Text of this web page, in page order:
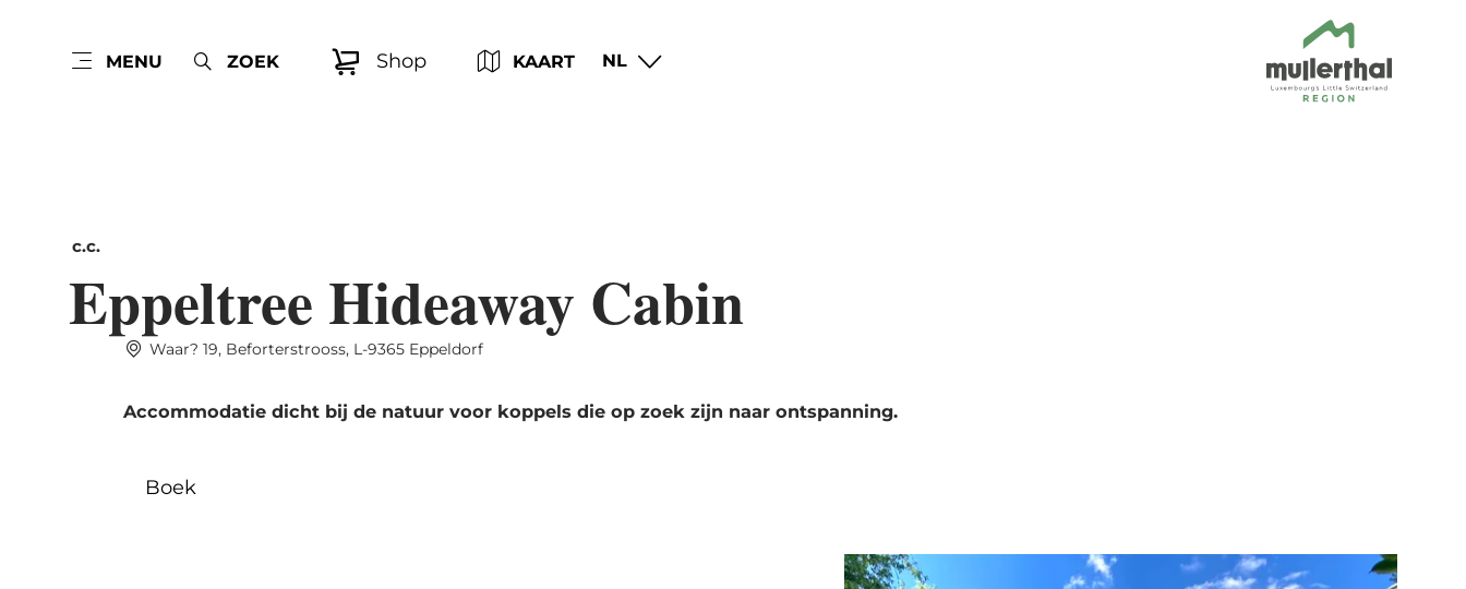
MENU ZOEK Shop KAART NL
c.c.
Eppeltree Hideaway Cabin
Waar? 19, Beforterstrooss, L-9365 Eppeldorf
Accommodatie dicht bij de natuur voor koppels die op zoek zijn naar ontspanning.
Boek